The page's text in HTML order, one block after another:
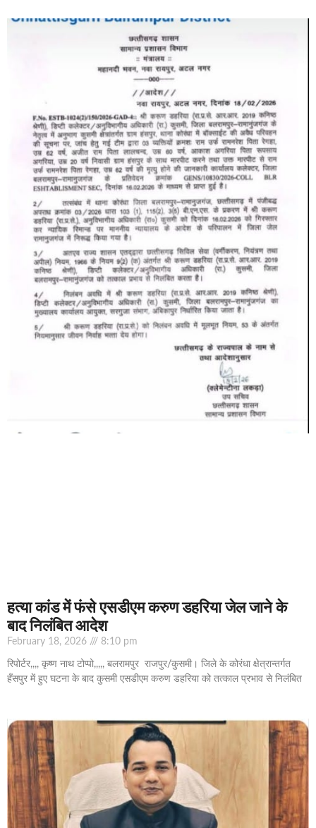
हत्या कांड में फंसे एसडीएम करुण डहरिया जेल जाने के
बाद निलंबित आदेश
February 18, 2026 8:10 pm
रिपोर्टर,,,, कृष्ण नाथ टोप्पो,,,,, बलरामपुर राजपुर/कुसमी। जिले के कोरंधा क्षेत्रान्तर्गत
हँसपुर में हुए घटना के बाद कुसमी एसडीएम करुण डहरिया को तत्काल प्रभाव से निलंबित